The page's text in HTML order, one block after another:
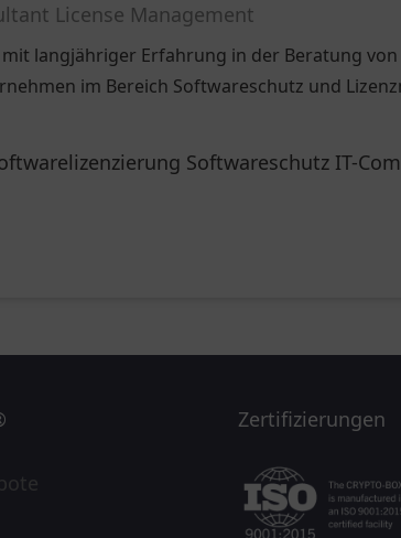
License Management
langjähriger Erfahrung in der Beratung von
im Bereich Softwareschutz und
Softwareschutz IT-
Zertifizierungen